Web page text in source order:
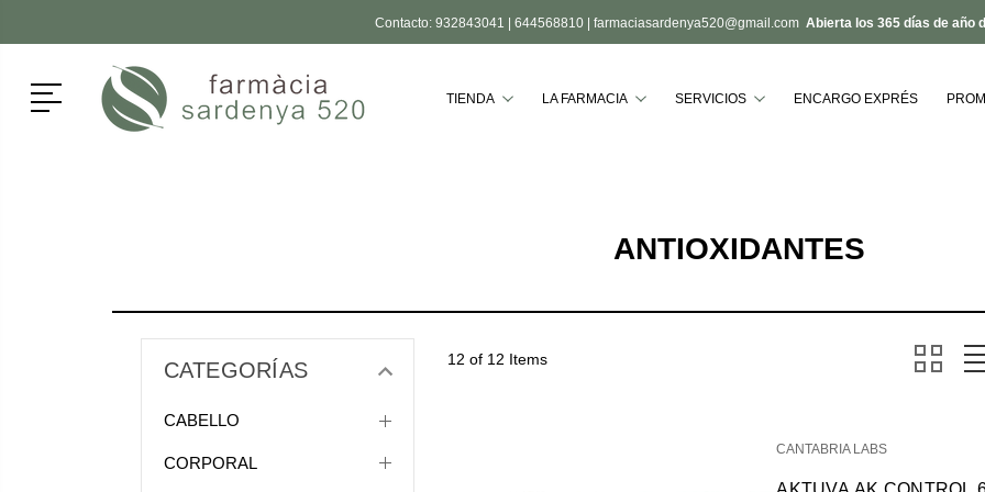
Contacto: 932843041 | 644568810 | farmaciasardenya520@gmail.com Abierta los 365 días de año
Menú TIENDA LA FARMACIA SERVICIOS ENCARGO EXPRÉS
ANTIOXIDANTES
CATEGORÍAS
CABELLO
CORPORAL
12 of 12 Items
CANTABRIA LABS